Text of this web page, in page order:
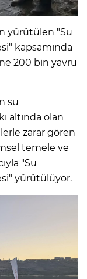
yürütülen "Su
kapsamında
200 bin yavru
su
altında olan
zarar gören
temele ve
"Su
yürütülüyor.